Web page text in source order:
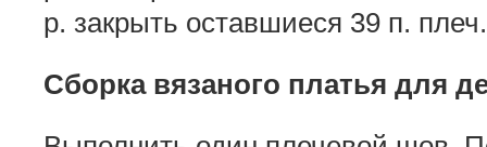
р. закрыть оставшиеся 39 п. плеч.
Сборка вязаного платья для